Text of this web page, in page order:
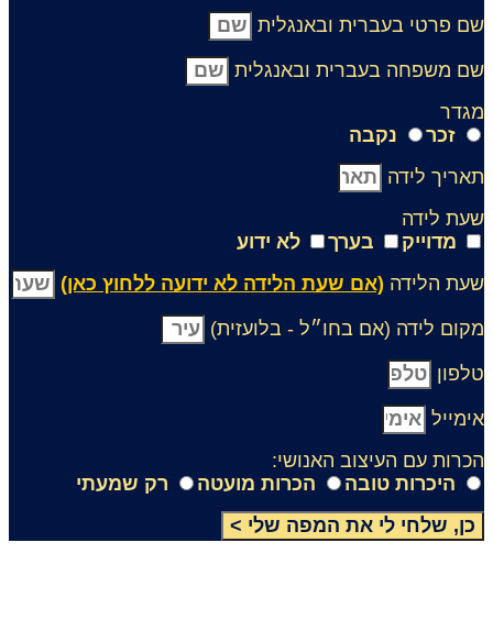
פרטי בעברית ובאנגלית
משפחה בעברית ובאנגלית
זכר
נקבה
לידה
לידה
מדוייק
בערך
לא ידוע
הלידה(אם שעת הלידה לא ידועה ללחוץ כאן)
לידה (אם בחו״ל - בלועזית)
עם העיצוב האנושי:
היכרות טובה
הכרות מועטה
רק שמעתי
כן, שלחי לי את המפה שלי >